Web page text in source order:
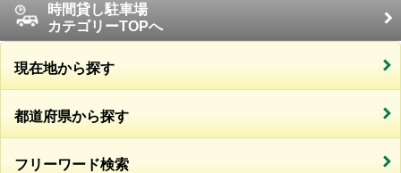
時間貸し駐車場
カテゴリーTOPへ
現在地から探す
都道府県から探す
フリーワード検索